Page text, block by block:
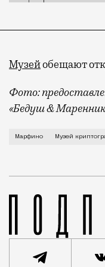
Музейобещают
Фото:
«Бедуш &
Название «музей
Марфино Музей